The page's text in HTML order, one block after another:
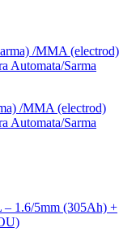
/MMA (electrod)
Automata/Sarma